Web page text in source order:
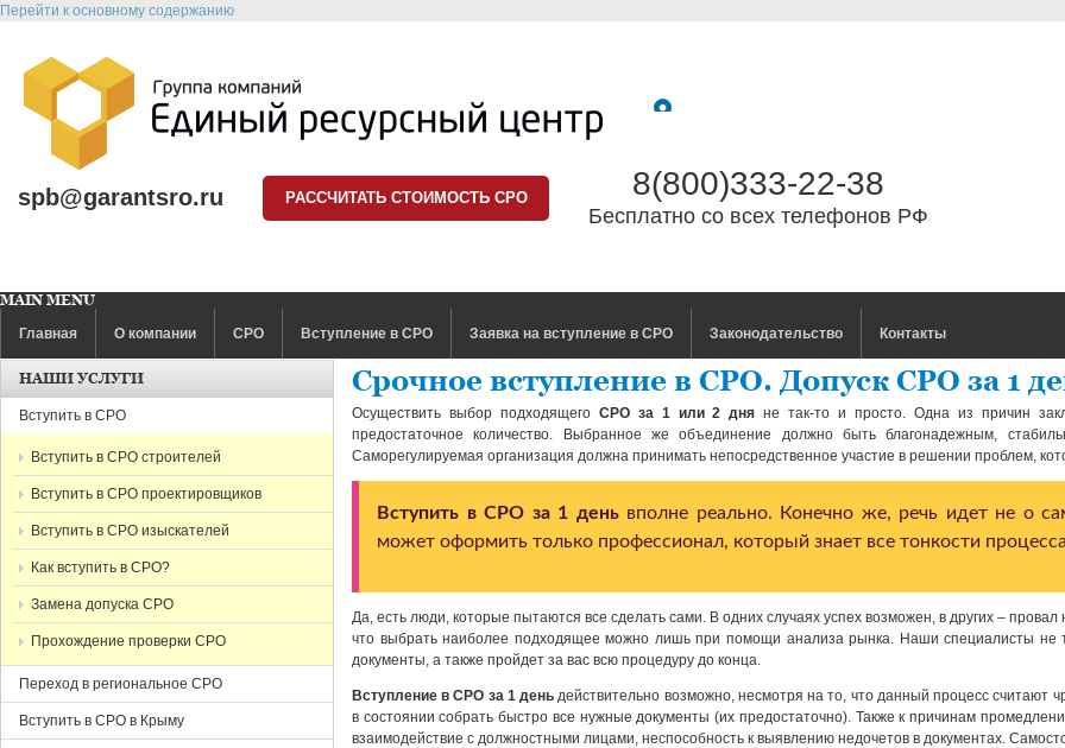
Перейти к основному содержанию
spb@garantsro.ru РАССЧИТАТЬ СТОИМОСТЬ СРО 8(800)333-22-38
Бесплатно со всех телефонов РФ
MAIN MENU
Главная
О компании СРО Вступление в СРО Заявка на вступление в СРО Законодательство Контакты
Срочное вступление в СРО. Допуск СРО за 1
Осуществить выбор подходящего СРО за 1 или 2 дня не так-то и просто. Одна из причин
предостаточное количество. Выбранное же объединение должно быть благонадежным,
Саморегулируемая организация должна принимать непосредственное участие в решении проблем,
Вступить в СРО за 1 деньвполне реально. Конечно же, речь идет не о
может оформить только профессионал, который знает все тонкости
Да, есть люди, которые пытаются все сделать сами. В одних случаях успех возможен, в других –
что выбрать наиболее подходящее можно лишь при помощи анализа рынка. Наши специалисты не
документы, а также пройдет за вас всю процедуру до конца.
Вступление в СРО за 1 день действительно возможно, несмотря на то, что данный процесс считают
в состоянии собрать быстро все нужные документы (их предостаточно). Также к причинам
взаимодействие с должностными лицами, неспособность к выявлению недочетов в документах.
НАШИ УСЛУГИ
Вступить в СРО
Вступить в СРО строителей
Вступить в СРО проектировщиков
Вступить в СРО изыскателей
Как вступить в СРО?
Замена допуска СРО
Прохождение проверки СРО
Переход в региональное СРО
Вступить в СРО в Крыму